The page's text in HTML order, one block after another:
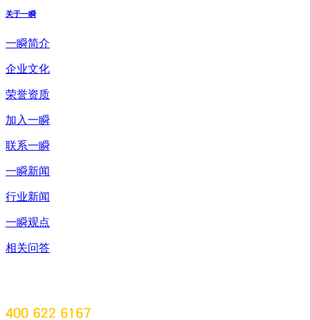
关于一瞬
一瞬简介
企业文化
荣誉资质
加入一瞬
联系一瞬
一瞬新闻
行业新闻
一瞬观点
相关问答